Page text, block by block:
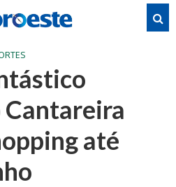
Cantareira
até